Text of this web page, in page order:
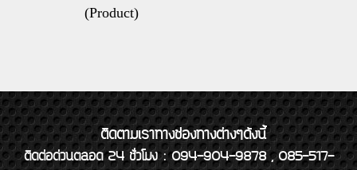
(Product)
ติดตามเราทางช่องทางต่างๆดังนี้
ติดต่อด่วนตลอด 24 ชั่วโมง : 094-904-9878 , 085-517-